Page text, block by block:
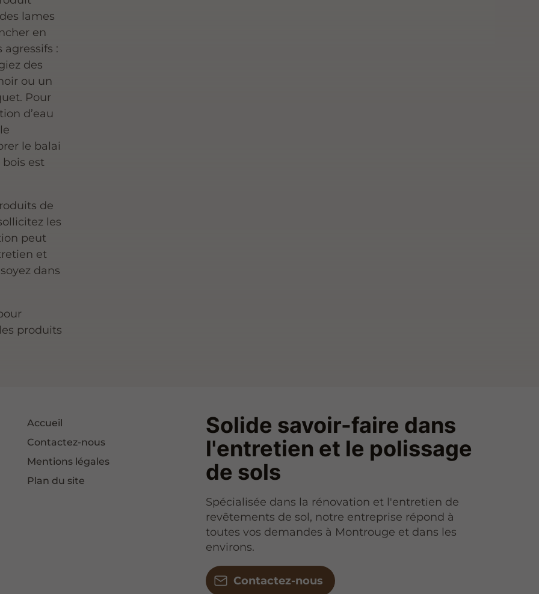
lames
en
:
des
ou un
Pour
d’eau
le balai
est
de
les
peut
et
dans
produits
Accueil
Contactez-nous
Mentions légales
Plan du site
Solide savoir-faire dans
l'entretien et le polissage
de sols
Spécialisée dans la rénovation et l'entretien de
revêtements de sol, notre entreprise répond à
toutes vos demandes à Montrouge et dans les
environs.
Contactez-nous